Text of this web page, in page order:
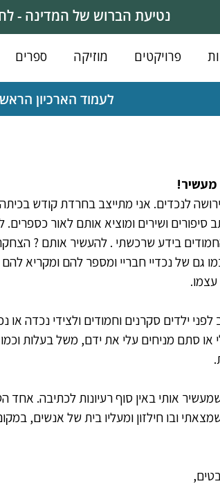
נטיעת הברוש של המדינה -
פרויקטים מוזיקה ספרים
לעמוד הארכיון
מעשיר!
סיפורים ושירים ומוציא אותם לאור
בידע שרכשתי . להעשיר אותם ?
גם של נכדיי חבריי ומספר להם ומקריא
ילדים סקרנים וחמודים ולצידי נכדה או
או סתם מניחים עלי את ידם, משל בעלות
אותי באין סוף רעיונות לכתיבה. אחד
ובו חילזון ומעליו בית של אנשים,